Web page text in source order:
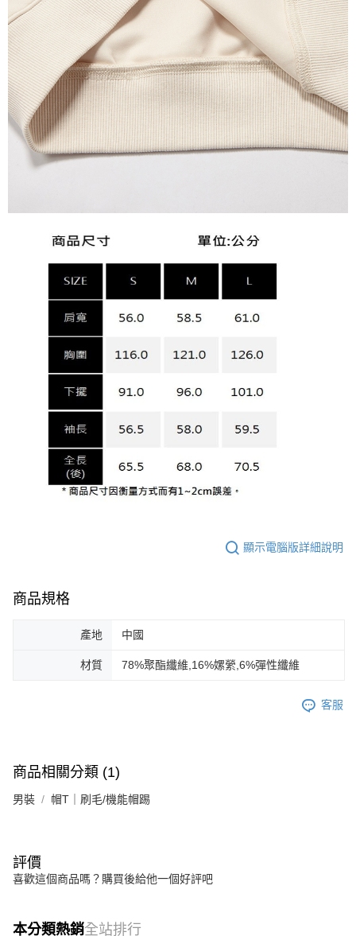
顯示電腦版詳細說明
商品規格
產地 中國
材質 78%聚酯纖維,16%嫘縈,6%彈性纖維
客服
商品相關分類 (1)
男裝 帽T｜刷毛/機能帽踢
評價
喜歡這個商品嗎？購買後給他一個好評吧
本分類熱銷全站排行